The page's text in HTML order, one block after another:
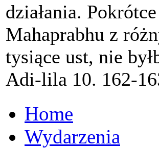
działania.
Mahaprabhu z
tysiące ust, nie
Adi-lila 10. 162-
Home
Wydarzenia